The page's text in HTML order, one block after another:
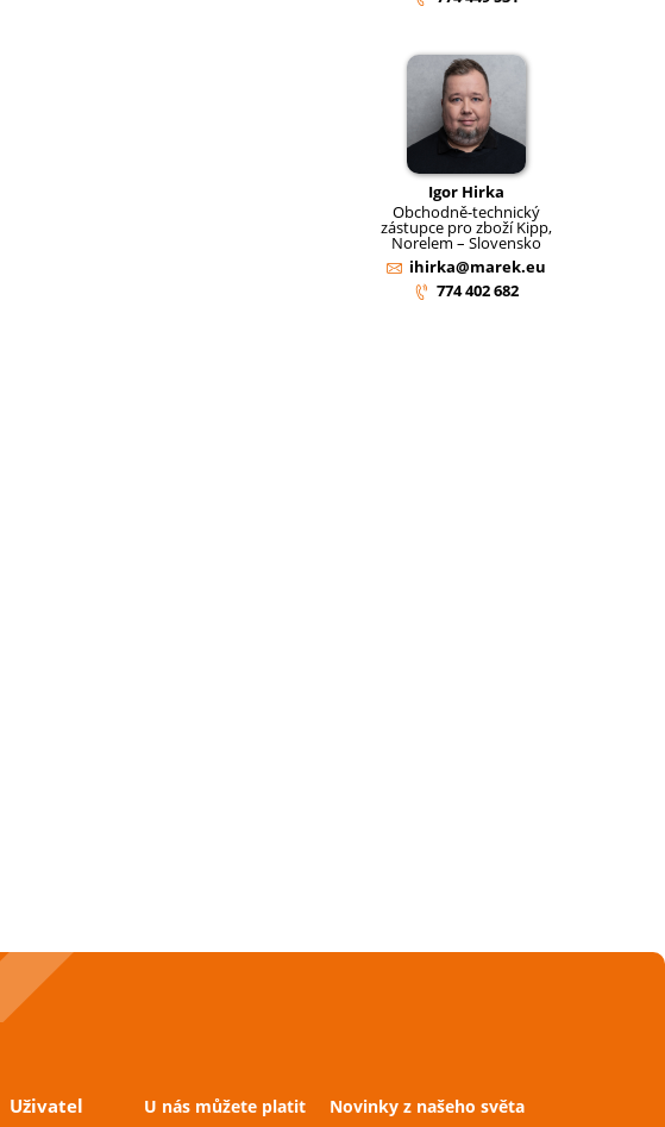
Igor Hirka
Obchodně-technický
zástupce pro zboží Kipp,
Norelem – Slovensko
ihirka@marek.eu
774 402 682
Uživatel U nás můžete platit Novinky z našeho světa